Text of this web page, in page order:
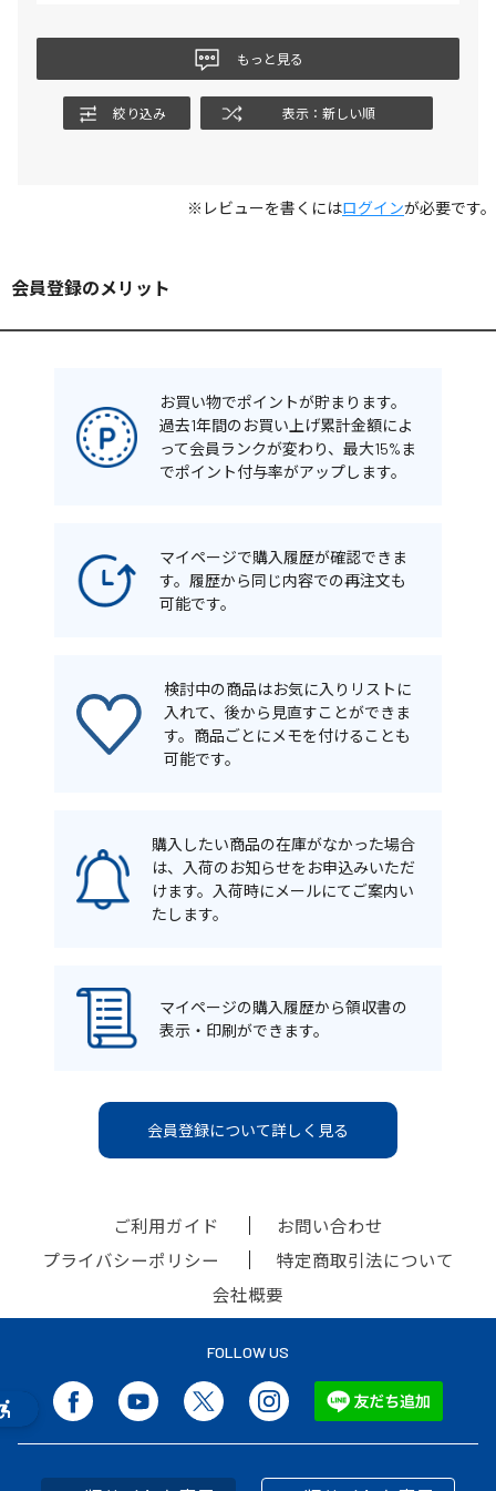
もっと見る
絞り込み 表示：新しい順
※レビューを書くにはログインが必要です。
会員登録のメリット
お買い物でポイントが貯まります。
過去1年間のお買い上げ累計金額によ
って会員ランクが変わり、最大15%ま
でポイント付与率がアップします。
マイページで購入履歴が確認できま
す。履歴から同じ内容での再注文も
可能です。
検討中の商品はお気に入りリストに
入れて、後から見直すことができま
す。商品ごとにメモを付けることも
可能です。
購入したい商品の在庫がなかった場合
は、入荷のお知らせをお申込みいただ
けます。入荷時にメールにてご案内い
たします。
マイページの購入履歴から領収書の
表示・印刷ができます。
会員登録について詳しく見る
ご利用ガイド
お問い合わせ
プライバシーポリシー
特定商取引法について
会社概要
FOLLOW US